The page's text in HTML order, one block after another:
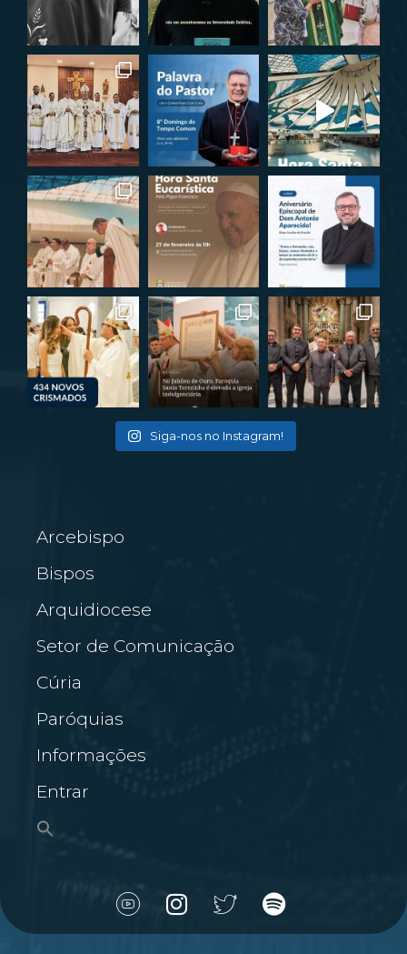
Siga-nos no Instagram!
Arcebispo
Bispos
Arquidiocese
Setor de Comunicação
Cúria
Paróquias
Informações
Entrar